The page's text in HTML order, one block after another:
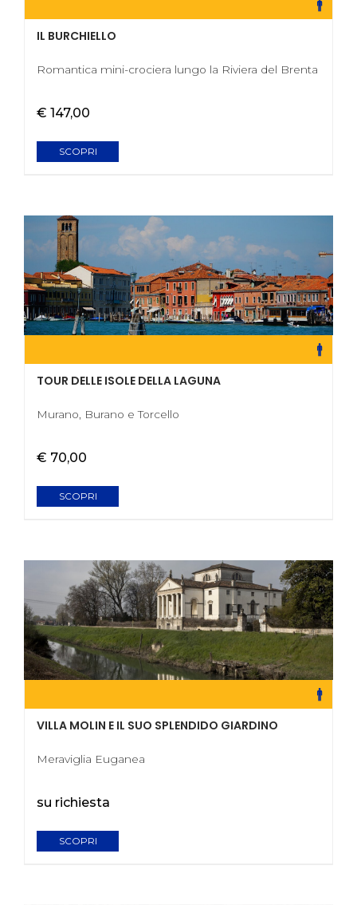
IL BURCHIELLO
Romantica mini-crociera lungo la Riviera del Brenta
€ 147,00
SCOPRI
TOUR DELLE ISOLE DELLA LAGUNA
Murano, Burano e Torcello
€ 70,00
SCOPRI
VILLA MOLIN E IL SUO SPLENDIDO GIARDINO
Meraviglia Euganea
su richiesta
SCOPRI